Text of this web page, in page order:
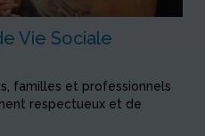
Vie Sociale
familles et professionnels
respectueux et de